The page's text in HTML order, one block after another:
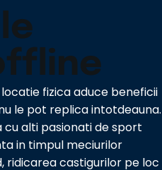
fizica aduce beneficii
le pot replica intotdeauna.
alti pasionati de sport
in timpul meciurilor
ridicarea castigurilor pe loc